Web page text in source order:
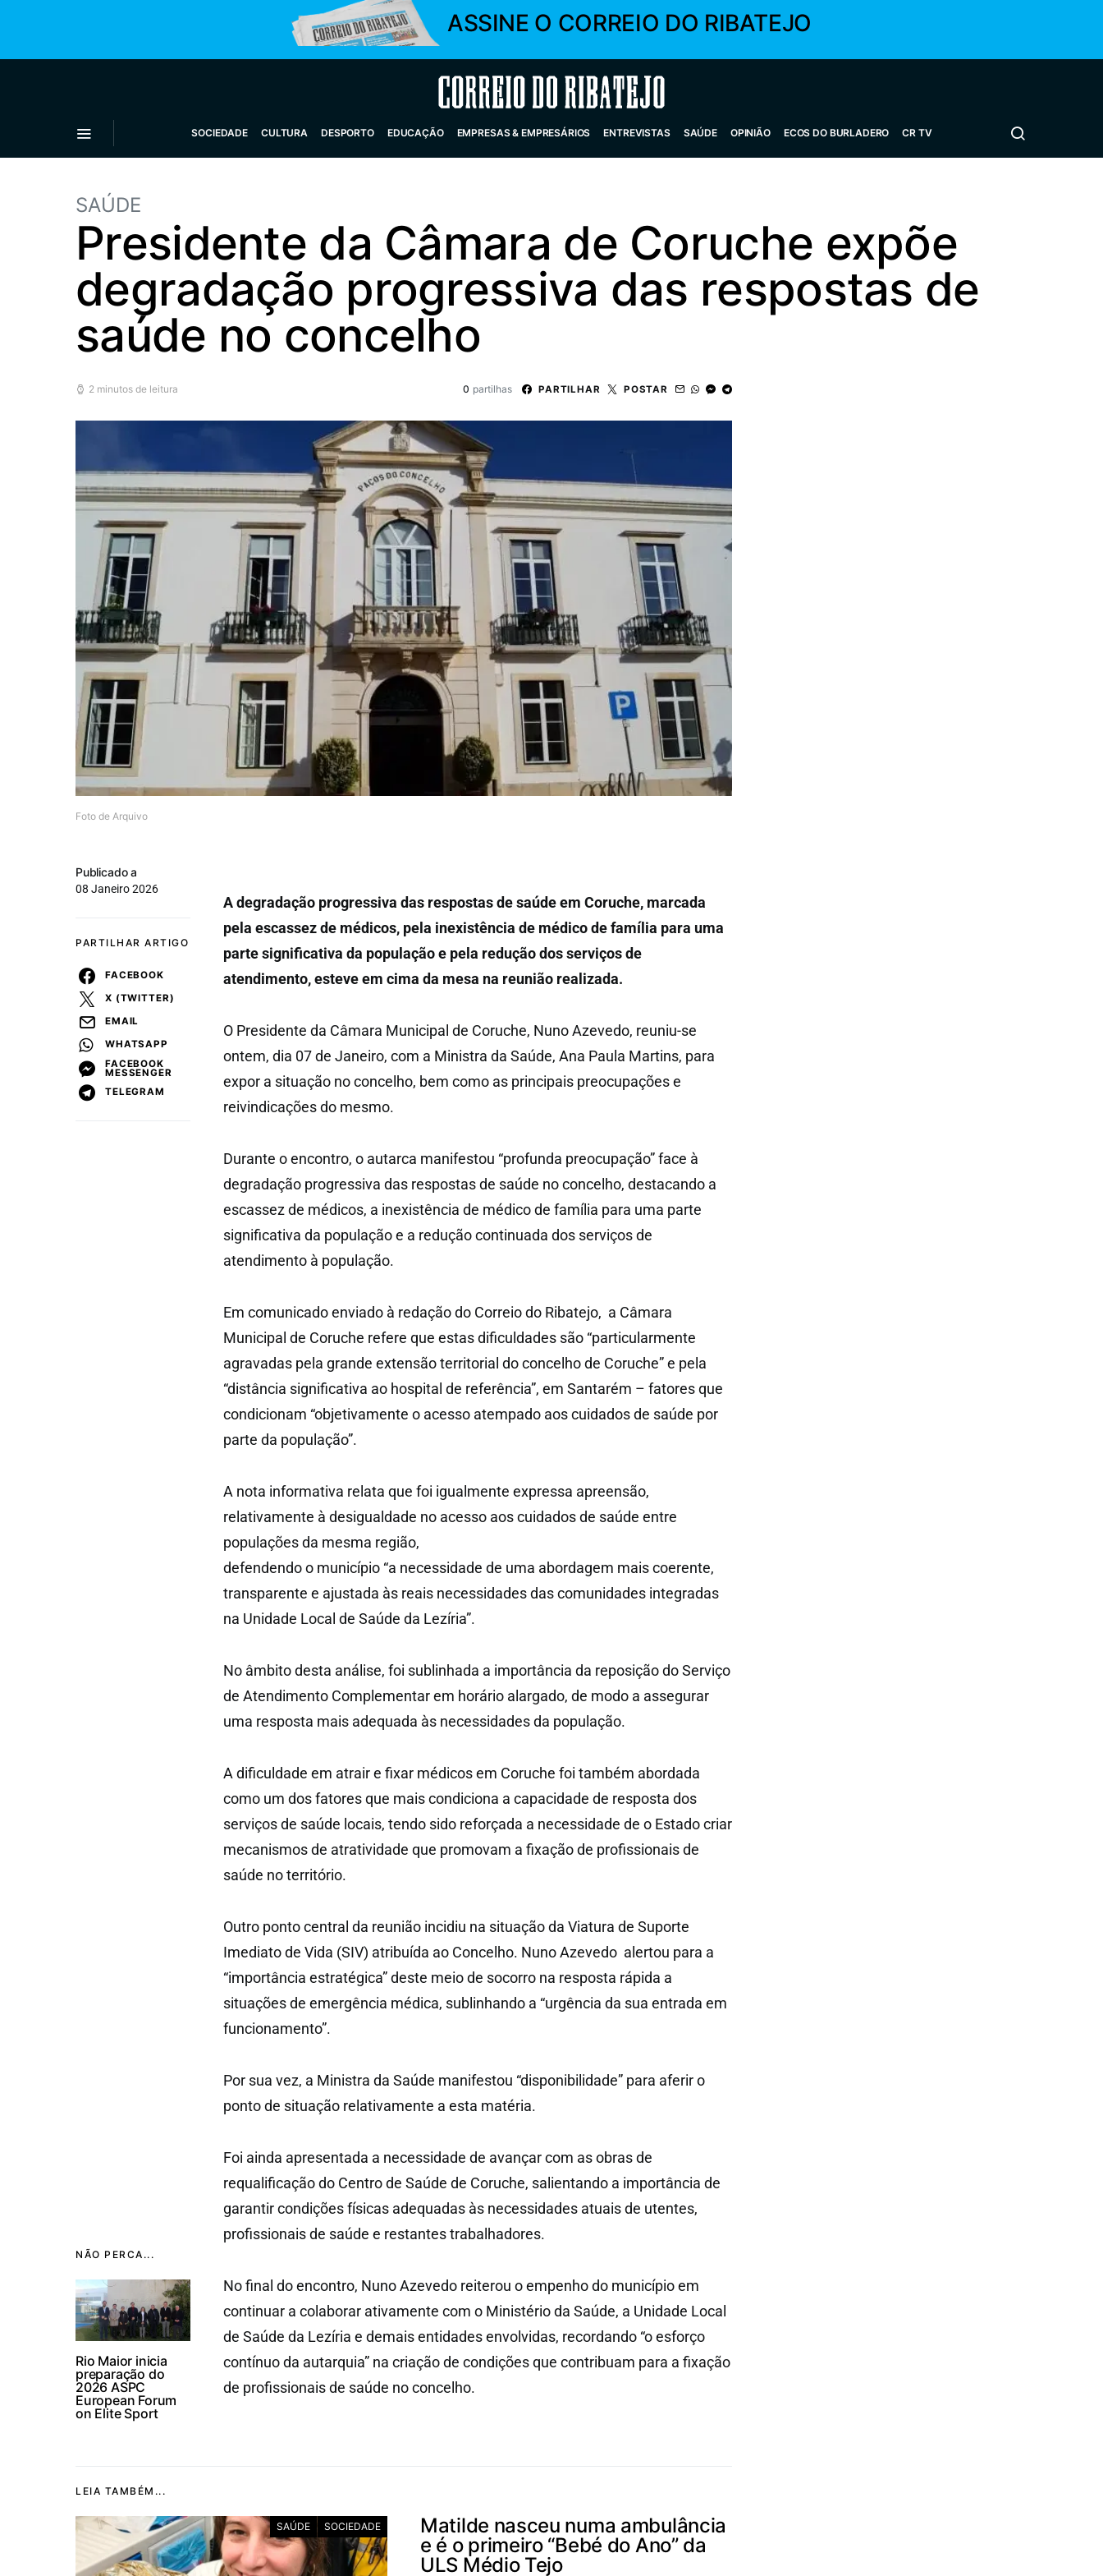
ASSINE O CORREIO DO RIBATEJO
Correio do Ribatejo
SOCIEDADE CULTURA DESPORTO EDUCAÇÃO EMPRESAS & EMPRESÁRIOS ENTREVISTAS SAÚDE OPINIÃO ECOS DO BURLADERO CR TV
SAÚDE
Presidente da Câmara de Coruche expõe
degradação progressiva das respostas de
saúde no concelho
2 minutos de leitura 0 partilhas PARTILHAR POSTAR
Foto de Arquivo
NÃO PERCA...
Rio Maior inicia
preparação do
2026 ASPC
European Forum
on Elite Sport
Publicado a
08 Janeiro 2026
PARTILHAR ARTIGO
FACEBOOK
X (TWITTER)
EMAIL
WHATSAPP
FACEBOOK
MESSENGER
TELEGRAM
A degradação progressiva das respostas de saúde em Coruche, marcada
pela escassez de médicos, pela inexistência de médico de família para uma
parte significativa da população e pela redução dos serviços de
atendimento, esteve em cima da mesa na reunião realizada.
O Presidente da Câmara Municipal de Coruche, Nuno Azevedo, reuniu-se
ontem, dia 07 de Janeiro, com a Ministra da Saúde, Ana Paula Martins, para
expor a situação no concelho, bem como as principais preocupações e
reivindicações do mesmo.
Durante o encontro, o autarca manifestou “profunda preocupação” face à
degradação progressiva das respostas de saúde no concelho, destacando a
escassez de médicos, a inexistência de médico de família para uma parte
significativa da população e a redução continuada dos serviços de
atendimento à população.
Em comunicado enviado à redação do Correio do Ribatejo, a Câmara
Municipal de Coruche refere que estas dificuldades são “particularmente
agravadas pela grande extensão territorial do concelho de Coruche” e pela
“distância significativa ao hospital de referência”, em Santarém – fatores que
condicionam “objetivamente o acesso atempado aos cuidados de saúde por
parte da população”.
A nota informativa relata que foi igualmente expressa apreensão,
relativamente à desigualdade no acesso aos cuidados de saúde entre
populações da mesma região,
defendendo o município “a necessidade de uma abordagem mais coerente,
transparente e ajustada às reais necessidades das comunidades integradas
na Unidade Local de Saúde da Lezíria”.
No âmbito desta análise, foi sublinhada a importância da reposição do Serviço
de Atendimento Complementar em horário alargado, de modo a assegurar
uma resposta mais adequada às necessidades da população.
A dificuldade em atrair e fixar médicos em Coruche foi também abordada
como um dos fatores que mais condiciona a capacidade de resposta dos
serviços de saúde locais, tendo sido reforçada a necessidade de o Estado criar
mecanismos de atratividade que promovam a fixação de profissionais de
saúde no território.
Outro ponto central da reunião incidiu na situação da Viatura de Suporte
Imediato de Vida (SIV) atribuída ao Concelho. Nuno Azevedo alertou para a
“importância estratégica” deste meio de socorro na resposta rápida a
situações de emergência médica, sublinhando a “urgência da sua entrada em
funcionamento”.
Por sua vez, a Ministra da Saúde manifestou “disponibilidade” para aferir o
ponto de situação relativamente a esta matéria.
Foi ainda apresentada a necessidade de avançar com as obras de
requalificação do Centro de Saúde de Coruche, salientando a importância de
garantir condições físicas adequadas às necessidades atuais de utentes,
profissionais de saúde e restantes trabalhadores.
No final do encontro, Nuno Azevedo reiterou o empenho do município em
continuar a colaborar ativamente com o Ministério da Saúde, a Unidade Local
de Saúde da Lezíria e demais entidades envolvidas, recordando “o esforço
contínuo da autarquia” na criação de condições que contribuam para a fixação
de profissionais de saúde no concelho.
LEIA TAMBÉM...
SAÚDE SOCIEDADE
Matilde nasceu numa ambulância
e é o primeiro “Bebé do Ano” da
ULS Médio Tejo